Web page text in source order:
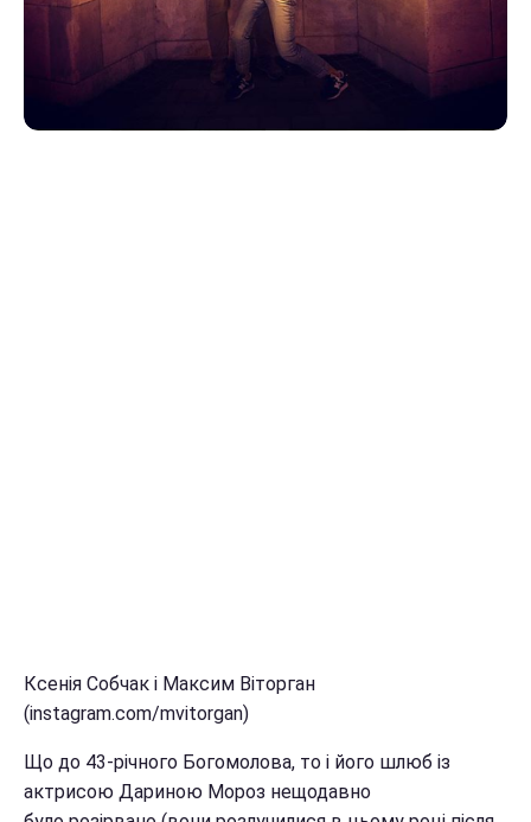
Ксенія Собчак і Максим Віторган
(instagram.com/mvitorgan)
Що до 43-річного Богомолова, то і його шлюб із
актрисою Дариною Мороз нещодавно